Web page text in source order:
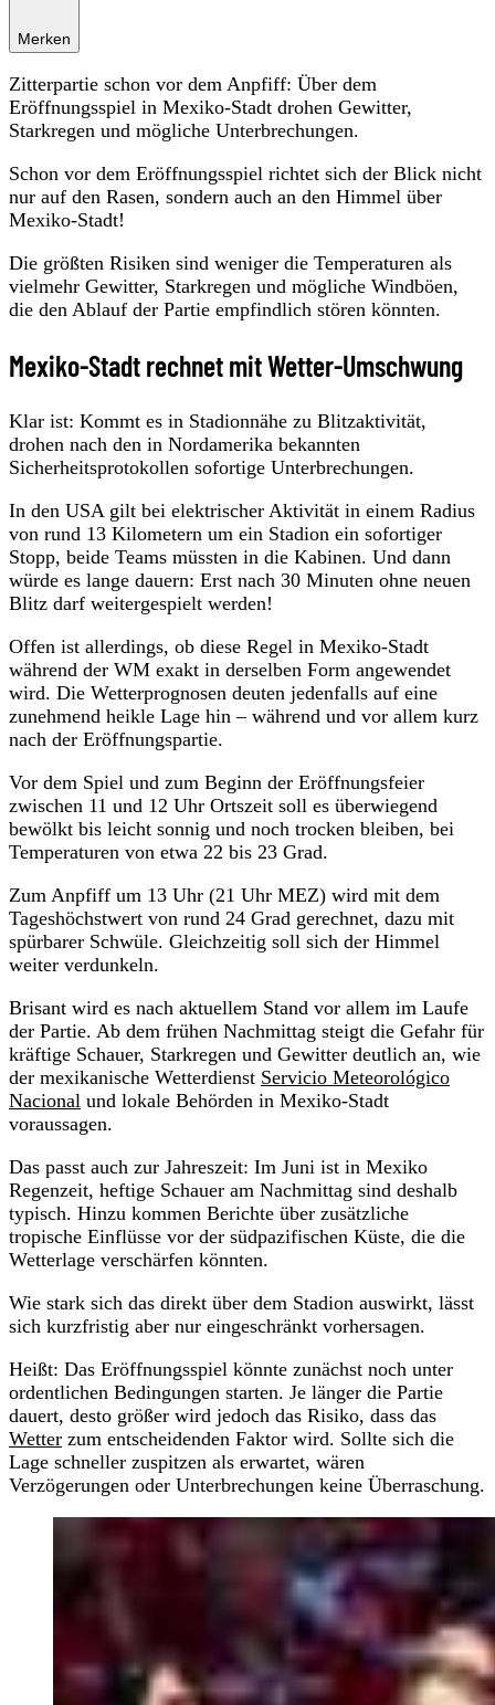
Merken
Zitterpartie schon vor dem Anpfiff: Über dem
Eröffnungsspiel in Mexiko-Stadt drohen Gewitter,
Starkregen und mögliche Unterbrechungen.
Schon vor dem Eröffnungsspiel richtet sich der Blick nicht
nur auf den Rasen, sondern auch an den Himmel über
Mexiko-Stadt!
Die größten Risiken sind weniger die Temperaturen als
vielmehr Gewitter, Starkregen und mögliche Windböen,
die den Ablauf der Partie empfindlich stören könnten.
Mexiko-Stadt rechnet mit Wetter-Umschwung
Klar ist: Kommt es in Stadionnähe zu Blitzaktivität,
drohen nach den in Nordamerika bekannten
Sicherheitsprotokollen sofortige Unterbrechungen.
In den USA gilt bei elektrischer Aktivität in einem Radius
von rund 13 Kilometern um ein Stadion ein sofortiger
Stopp, beide Teams müssten in die Kabinen. Und dann
würde es lange dauern: Erst nach 30 Minuten ohne neuen
Blitz darf weitergespielt werden!
Offen ist allerdings, ob diese Regel in Mexiko-Stadt
während der WM exakt in derselben Form angewendet
wird. Die Wetterprognosen deuten jedenfalls auf eine
zunehmend heikle Lage hin – während und vor allem kurz
nach der Eröffnungspartie.
Vor dem Spiel und zum Beginn der Eröffnungsfeier
zwischen 11 und 12 Uhr Ortszeit soll es überwiegend
bewölkt bis leicht sonnig und noch trocken bleiben, bei
Temperaturen von etwa 22 bis 23 Grad.
Zum Anpfiff um 13 Uhr (21 Uhr MEZ) wird mit dem
Tageshöchstwert von rund 24 Grad gerechnet, dazu mit
spürbarer Schwüle. Gleichzeitig soll sich der Himmel
weiter verdunkeln.
Brisant wird es nach aktuellem Stand vor allem im Laufe
der Partie. Ab dem frühen Nachmittag steigt die Gefahr für
kräftige Schauer, Starkregen und Gewitter deutlich an, wie
der mexikanische Wetterdienst Servicio Meteorológico
Nacional und lokale Behörden in Mexiko-Stadt
voraussagen.
Das passt auch zur Jahreszeit: Im Juni ist in Mexiko
Regenzeit, heftige Schauer am Nachmittag sind deshalb
typisch. Hinzu kommen Berichte über zusätzliche
tropische Einflüsse vor der südpazifischen Küste, die die
Wetterlage verschärfen könnten.
Wie stark sich das direkt über dem Stadion auswirkt, lässt
sich kurzfristig aber nur eingeschränkt vorhersagen.
Heißt: Das Eröffnungsspiel könnte zunächst noch unter
ordentlichen Bedingungen starten. Je länger die Partie
dauert, desto größer wird jedoch das Risiko, dass das
Wetter zum entscheidenden Faktor wird. Sollte sich die
Lage schneller zuspitzen als erwartet, wären
Verzögerungen oder Unterbrechungen keine Überraschung.